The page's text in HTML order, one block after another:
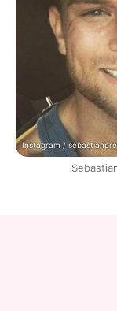
Instagram /